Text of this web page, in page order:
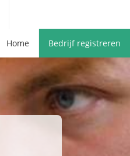
Home Bedrijf registreren